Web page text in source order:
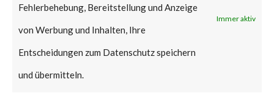
Fehlerbehebung, Bereitstellung und Anzeige
von Werbung und Inhalten, Ihre
Entscheidungen zum Datenschutz speichern
und übermitteln.
Immer aktiv